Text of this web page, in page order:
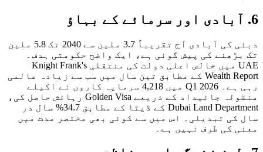
دبئی کی آبادی آج تقریباً 3.7 ملین سے 2040 تک 5.8 ملین
کی پیش گوئی ہے، ایک واضح حکومتی ہدف۔
UAE میں خالص اعلیٰ دولت کی منتقلی Knight Frank's
Wealth Report کے مطابق تین سال میں سب سے زیادہ عالمی
رہی ہے۔ Q1 2026 میں 4,218 سرمایہ کاروں نے اکیلے
منقولہ جائیداد کے ذریعے Golden Visa رہائش حاصل کی،
Dubai Land Department کے ڈیٹا کے مطابق 34.7% سال در
تبدیلی۔ اس میں سے کوئی بھی مختصر مدت میں
کی طرف نہیں ہے۔